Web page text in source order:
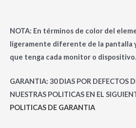
NOTA: En términos de color del
ligeramente diferente de la pantalla
que tenga cada monitor o dispositivo.
GARANTIA: 30 DIAS POR DEFECTOS
NUESTRAS POLITICAS EN EL
POLITICAS DE GARANTIA